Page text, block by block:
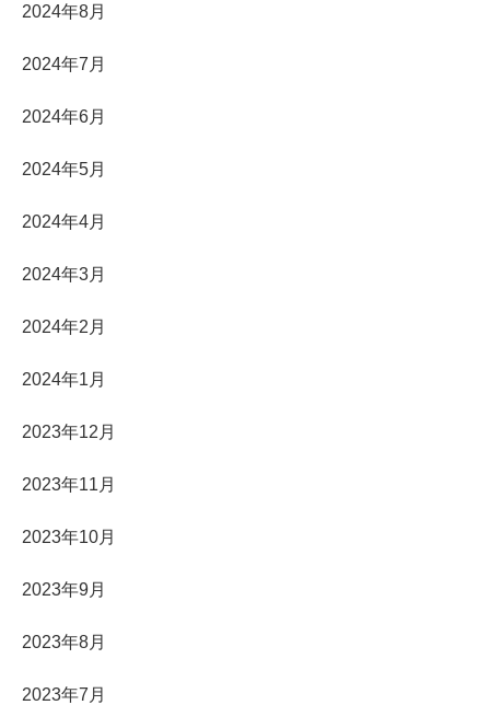
2024年8月
2024年7月
2024年6月
2024年5月
2024年4月
2024年3月
2024年2月
2024年1月
2023年12月
2023年11月
2023年10月
2023年9月
2023年8月
2023年7月